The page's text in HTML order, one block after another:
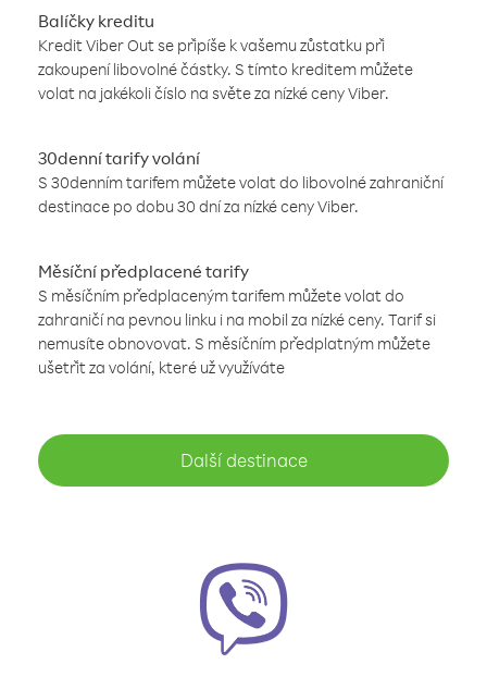
Balíčky kreditu
Kredit Viber Out se připíše k vašemu zůstatku při
zakoupení libovolné částky. S tímto kreditem můžete
volat na jakékoli číslo na světe za nízké ceny Viber.
30denní tarify volání
S 30denním tarifem můžete volat do libovolné zahraniční
destinace po dobu 30 dní za nízké ceny Viber.
Měsíční předplacené tarify
S měsíčním předplaceným tarifem můžete volat do
zahraničí na pevnou linku i na mobil za nízké ceny. Tarif si
nemusíte obnovovat. S měsíčním předplatným můžete
ušetřit za volání, které už využíváte
Další destinace